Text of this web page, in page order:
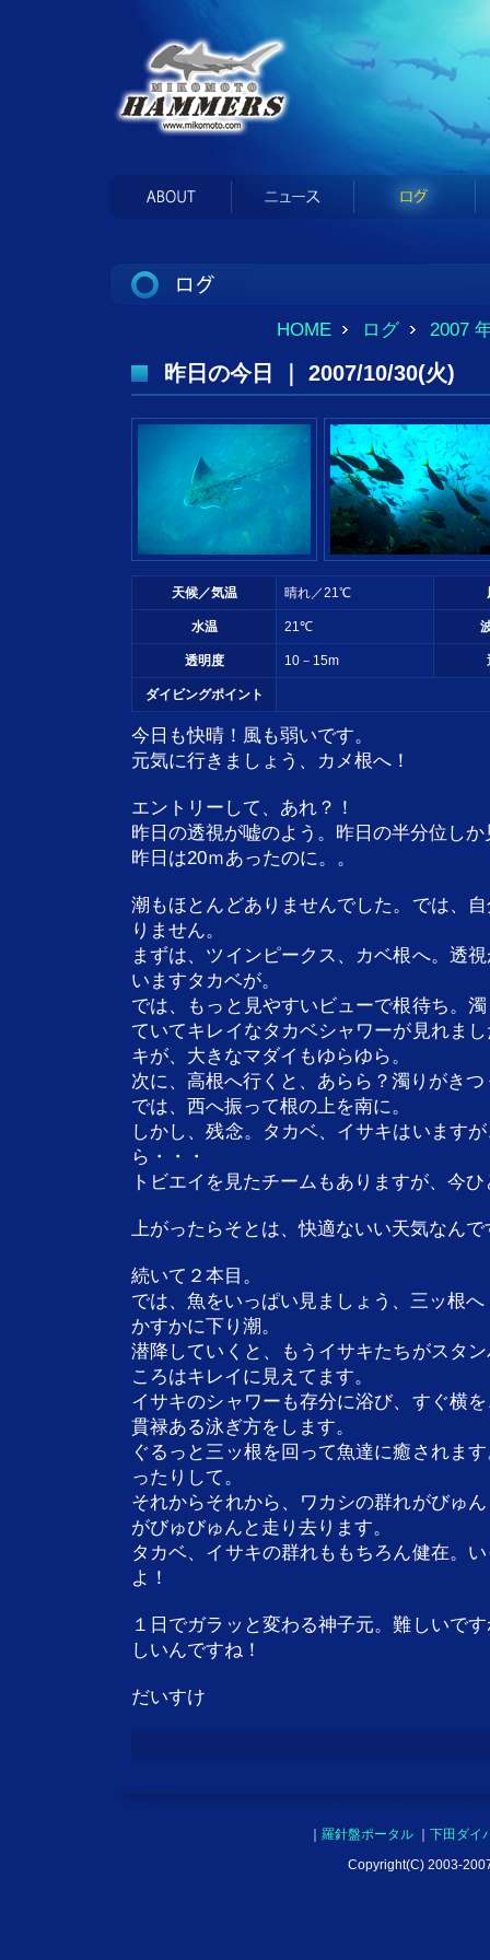
HOME ログ 2007
昨日の今日 ｜ 2007/10/30(火)
天候／気温 晴れ／21℃
水温 21℃
透明度 10－15m
ダイビングポイント
今日も快晴！風も弱いです。
元気に行きましょう、カメ根へ！
エントリーして、あれ？！
昨日の透視が嘘のよう。昨日の半分位し
昨日は20ｍあったのに。。
潮もほとんどありませんでした。では、
りません。
まずは、ツインピークス、カベ根へ。透
いますタカベが。
では、もっと見やすいビューで根待ち。
ていてキレイなタカベシャワーが見れま
キが、大きなマダイもゆらゆら。
次に、高根へ行くと、あらら？濁りがき
では、西へ振って根の上を南に。
しかし、残念。タカベ、イサキはいます
ら・・・
トビエイを見たチームもありますが、今
上がったらそとは、快適ないい天気なんで
続いて２本目。
では、魚をいっぱい見ましょう、三ッ根へ
かすかに下り潮。
潜降していくと、もうイサキたちがスタ
ころはキレイに見えてます。
イサキのシャワーも存分に浴び、すぐ横
貫禄ある泳ぎ方をします。
ぐるっと三ッ根を回って魚達に癒されま
ったりして。
それからそれから、ワカシの群れがびゅ
がびゅびゅんと走り去ります。
タカベ、イサキの群れももちろん健在。
よ！
１日でガラッと変わる神子元。難しいで
しいんですね！
だいすけ
羅針盤ポータル
下田ダイ
Copyright(C) 2003-